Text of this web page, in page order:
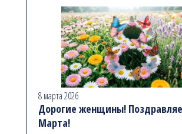
8 марта 2026
Дорогие женщины!
Марта!